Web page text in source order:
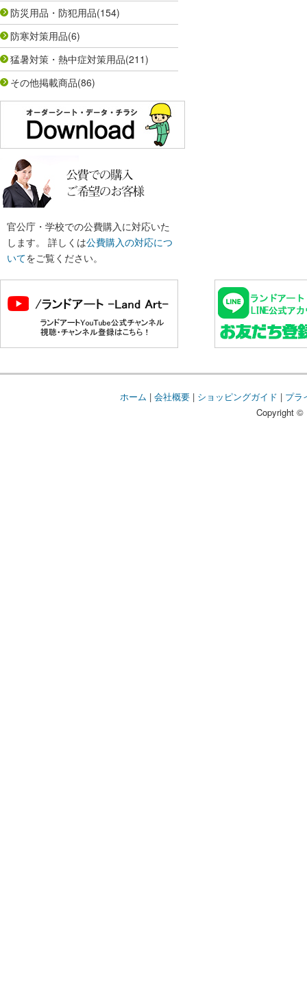
防災用品・防犯用品(154)
防寒対策用品(6)
猛暑対策・熱中症対策用品(211)
その他掲載商品(86)
官公庁・学校での公費購入に対応いた
します。 詳しくは公費購入の対応につ
いてをご覧ください。
ホーム | 会社概要| ショッピングガイド | プラ
Copyright ©